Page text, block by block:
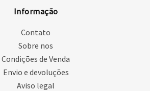
Informação
Contato
Sobre nos
Condições de Venda
Envio e devoluções
Aviso legal